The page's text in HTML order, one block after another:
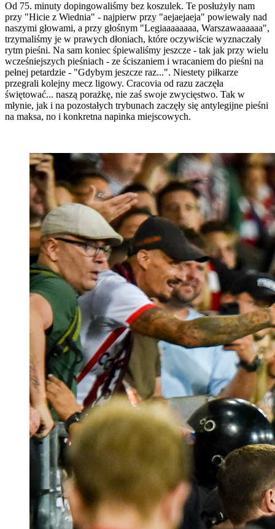
Od 75. minuty dopingowaliśmy bez koszulek. Te posłużyły nam
przy "Hicie z Wiednia" - najpierw przy "aejaejaeja" powiewały nad
naszymi głowami, a przy głośnym "Legiaaaaaaaa, Warszawaaaaaa",
trzymaliśmy je w prawych dłoniach, które oczywiście wyznaczały
rytm pieśni. Na sam koniec śpiewaliśmy jeszcze - tak jak przy wielu
wcześniejszych pieśniach - ze ściszaniem i wracaniem do pieśni na
pełnej petardzie - "Gdybym jeszcze raz...". Niestety piłkarze
przegrali kolejny mecz ligowy. Cracovia od razu zaczęła
świętować... naszą porażkę, nie zaś swoje zwycięstwo. Tak w
młynie, jak i na pozostałych trybunach zaczęły się antylegijne pieśni
na maksa, no i konkretna napinka miejscowych.